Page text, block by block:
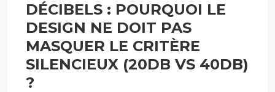
DÉCIBELS : POURQUOI LE
DESIGN NE DOIT PAS
MASQUER LE CRITÈRE
SILENCIEUX (20DB VS 40DB)
?